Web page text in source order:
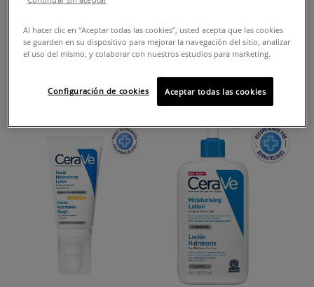
SKINCARE FORMILD
ACNE-PRONE SKIN
Al hacer clic en “Aceptar todas las cookies”, usted acepta que las cookies
se guarden en su dispositivo para mejorar la navegación del sitio, analizar
el uso del mismo, y colaborar con nuestros estudios para marketing.
Aceptar todas las cookies
Configuración de cookies